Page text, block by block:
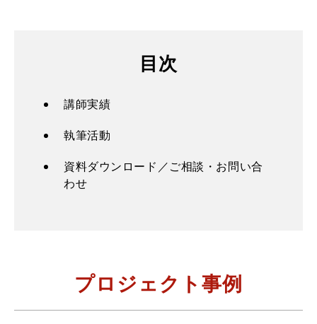
目次
講師実績
執筆活動
資料ダウンロード／ご相談・お問い合
わせ
プロジェクト事例